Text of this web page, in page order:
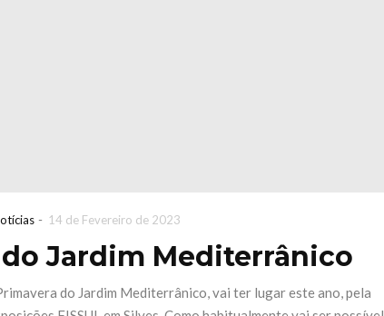
- 14 de Fevereiro de 2023
Jardim Mediterrânico
do Jardim Mediterrânico, vai ter lugar este ano, pela